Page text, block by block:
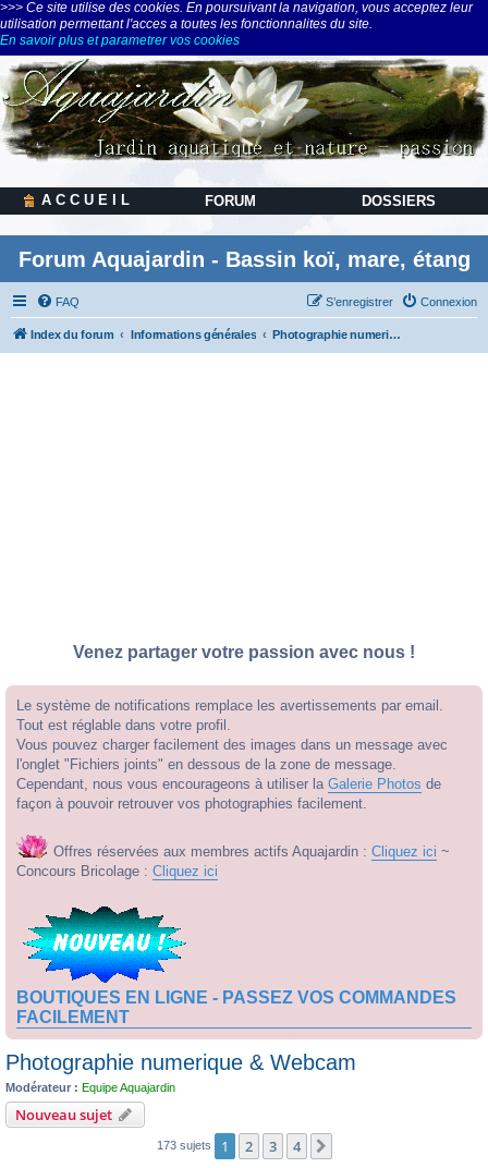
>>> Ce site utilise des cookies. En poursuivant la navigation, vous acceptez leur
utilisation permettant l'acces a toutes les fonctionnalites du site.
En savoir plus et parametrer vos cookies
A C C U E I L FORUM DOSSIERS
Forum Aquajardin - Bassin koï, mare, étang
FAQ Connexion
S’enregistrer
Index du forum Informations générales Photographie numerique & Webcam
Venez partager votre passion avec nous !
Le système de notifications remplace les avertissements par email.
Tout est réglable dans votre profil.
Vous pouvez charger facilement des images dans un message avec
l'onglet "Fichiers joints" en dessous de la zone de message.
Cependant, nous vous encourageons à utiliser la Galerie Photos de
façon à pouvoir retrouver vos photographies facilement.
Offres réservées aux membres actifs Aquajardin : Cliquez ici ~
Concours Bricolage : Cliquez ici
BOUTIQUES EN LIGNE - PASSEZ VOS COMMANDES
FACILEMENT
Photographie numerique & Webcam
Modérateur : Equipe Aquajardin
Nouveau sujet
173 sujets 1 2 3 4